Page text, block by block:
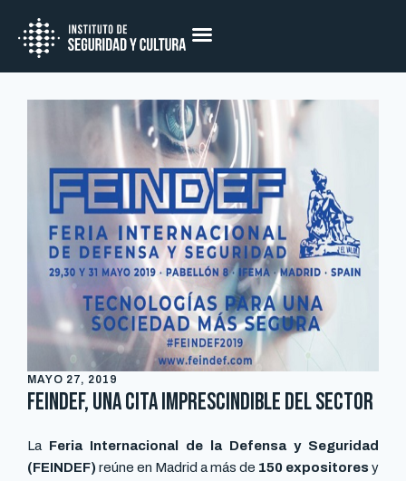
MAYO 27, 2019
FEINDEF, una cita imprescindible del sector
La Feria Internacional de la Defensa y Seguridad
(FEINDEF) reúne en Madrid a más de 150 expositores y